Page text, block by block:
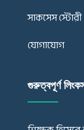
সাকসেস স্টোরী
যোগাযোগ
গুরুত্বপূর্ণ